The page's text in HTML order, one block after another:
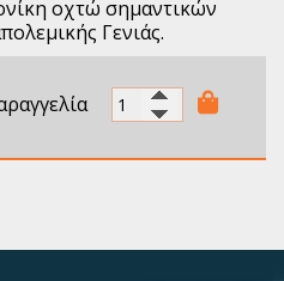
οχτώ σημαντικών
Γενιάς.